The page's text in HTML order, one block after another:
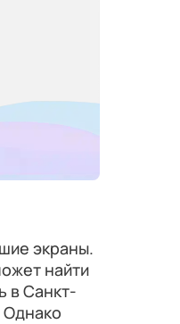
экраны.
найти
в Санкт-
Однако